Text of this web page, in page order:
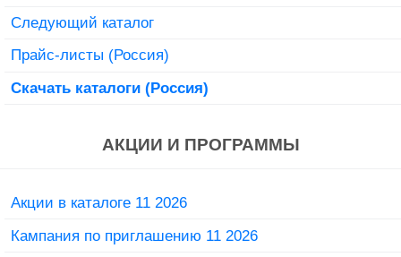
Следующий каталог
Прайс-листы (Россия)
Скачать каталоги (Россия)
АКЦИИ И ПРОГРАММЫ
Акции в каталоге 11 2026
Кампания по приглашению 11 2026